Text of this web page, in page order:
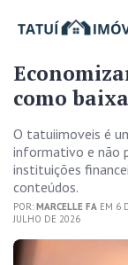
como
O tatuiimoveis é
informativo e não
instituições
conteúdos.
POR: MARCELLE FA EM 6
JULHO DE 2026